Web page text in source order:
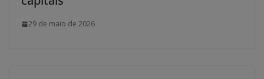
29 de maio de 2026